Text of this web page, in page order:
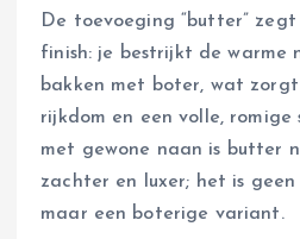
De toevoeging “butter”
finish: je bestrijkt de warme
bakken met boter, wat
rijkdom en een volle, romige
met gewone naan is butter
zachter en luxer; het is
maar een boterige variant.